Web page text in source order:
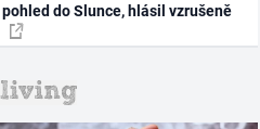
pohled do Slunce, hlásil vzrušeně